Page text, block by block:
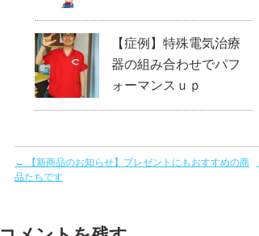
【症例】特殊電気治療
器の組み合わせでパフ
ォーマンスｕｐ
←
【新商品のお知らせ】プレゼントにもおすすめの商
品たちです